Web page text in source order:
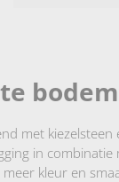
bodem
met
in
kleur en